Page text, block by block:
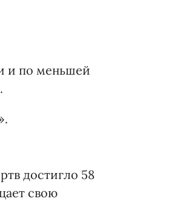
и по меньшей
достигло 58
свою